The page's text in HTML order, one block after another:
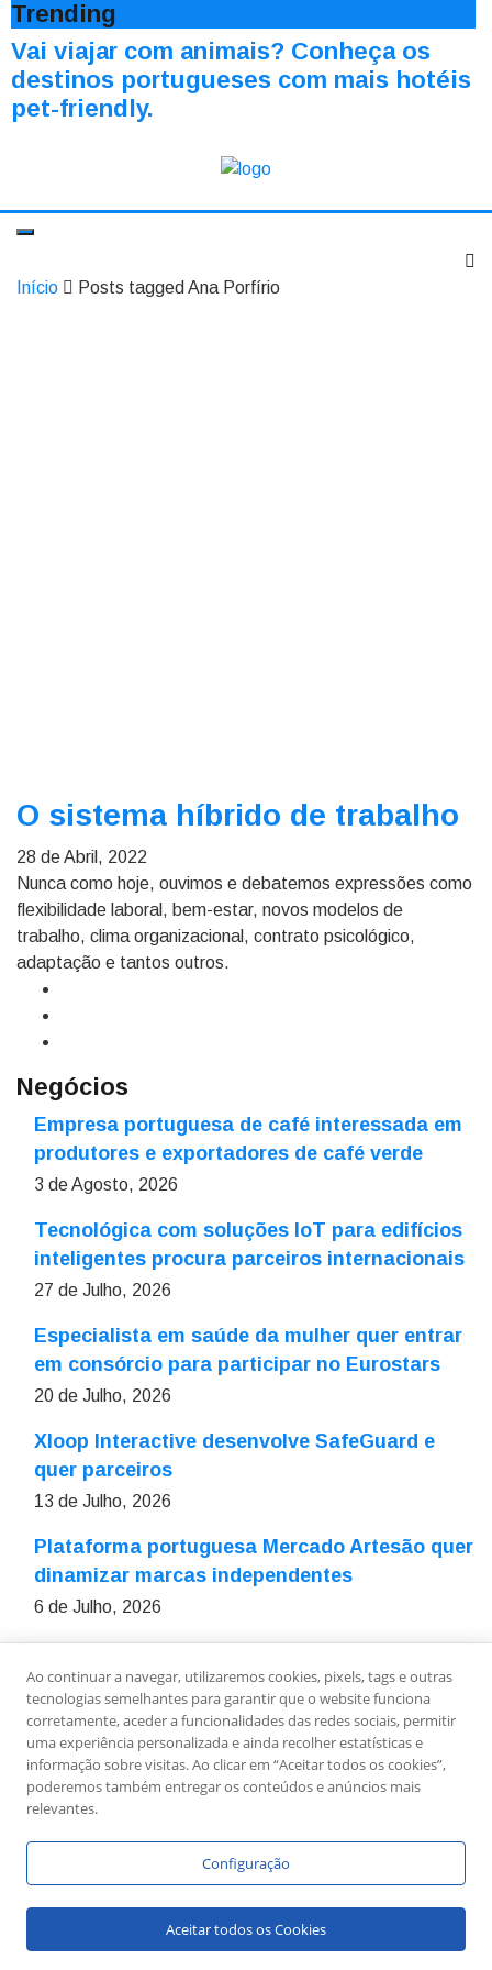
Trending
Vai viajar com animais? Conheça os
destinos portugueses com mais hotéis
pet-friendly.
Início Posts tagged Ana Porfírio
O sistema híbrido de trabalho
28 de Abril, 2022
Nunca como hoje, ouvimos e debatemos expressões como
flexibilidade laboral, bem-estar, novos modelos de
trabalho, clima organizacional, contrato psicológico,
adaptação e tantos outros.
Negócios
Empresa portuguesa de café interessada em
produtores e exportadores de café verde
3 de Agosto, 2026
Tecnológica com soluções IoT para edifícios
inteligentes procura parceiros internacionais
27 de Julho, 2026
Especialista em saúde da mulher quer entrar
em consórcio para participar no Eurostars
20 de Julho, 2026
Xloop Interactive desenvolve SafeGuard e
quer parceiros
13 de Julho, 2026
Plataforma portuguesa Mercado Artesão quer
dinamizar marcas independentes
6 de Julho, 2026
Sobre Nós Ficha Técnica
Estatuto Editorial
Política de Privacidade
Contactos Newsletter
Ao continuar a navegar, utilizaremos cookies, pixels, tags e outras
tecnologias semelhantes para garantir que o website funciona
corretamente, aceder a funcionalidades das redes sociais, permitir
uma experiência personalizada e ainda recolher estatísticas e
informação sobre visitas. Ao clicar em “Aceitar todos os cookies”,
poderemos também entregar os conteúdos e anúncios mais
relevantes.
Configuração
Aceitar todos os Cookies